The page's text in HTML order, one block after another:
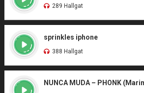
289 Hallgat
sprinkles iphone
388 Hallgat
NUNCA MUDA – PHONK